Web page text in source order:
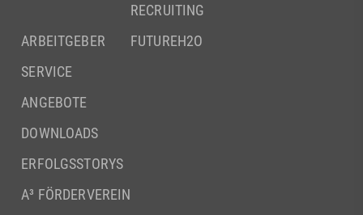
ARBEITGEBER
RECRUITING
FUTUREH2O
SERVICE
ANGEBOTE
DOWNLOADS
ERFOLGSSTORYS
A³ FÖRDERVEREIN